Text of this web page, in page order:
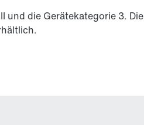
und die Gerätekategorie 3. Die